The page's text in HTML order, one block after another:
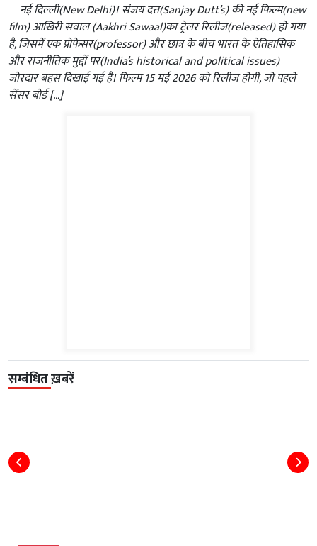
नई दिल्ली(New Delhi)। संजय दत्त(Sanjay Dutt’s) की नई फिल्म(new
film) आखिरी सवाल (Aakhri Sawaal)का ट्रेलर रिलीज(released) हो गया
है, जिसमें एक प्रोफेसर(professor) और छात्र के बीच भारत के ऐतिहासिक
और राजनीतिक मुद्दों पर(India’s historical and political issues)
जोरदार बहस दिखाई गई है। फिल्म 15 मई 2026 को रिलीज होगी, जो पहले
सेंसर बोर्ड […]
सम्बंधित ख़बरें